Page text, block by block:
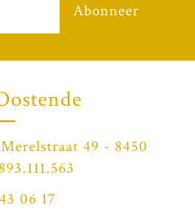
Abonneer
49 - 8450
06 17